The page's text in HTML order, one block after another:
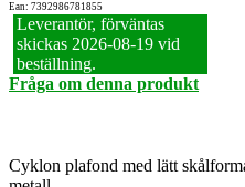
Ean: 7392986781855
Leverantör, förväntas
skickas 2026‑08‑19 vid
beställning.
Fråga om denna produkt
Cyklon plafond med lätt